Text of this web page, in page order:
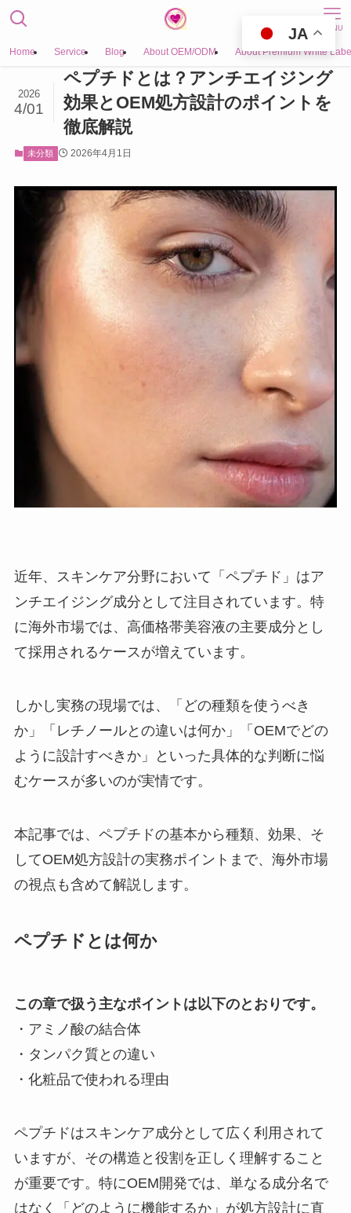
MENU
Home Service Blog About OEM/ODM About Premium White
ペプチドとは？アンチエイジング
効果とOEM処方設計のポイントを
徹底解説
2026
4/01
未分類 2026年4月1日
近年、スキンケア分野において「ペプチド」はア
ンチエイジング成分として注目されています。特
に海外市場では、高価格帯美容液の主要成分とし
て採用されるケースが増えています。
しかし実務の現場では、「どの種類を使うべき
か」「レチノールとの違いは何か」「OEMでどの
ように設計すべきか」といった具体的な判断に悩
むケースが多いのが実情です。
本記事では、ペプチドの基本から種類、効果、そ
してOEM処方設計の実務ポイントまで、海外市場
の視点も含めて解説します。
ペプチドとは何か
この章で扱う主なポイントは以下のとおりです。
・アミノ酸の結合体
・タンパク質との違い
・化粧品で使われる理由
ペプチドはスキンケア成分として広く利用されて
いますが、その構造と役割を正しく理解すること
が重要です。特にOEM開発では、単なる成分名で
はなく「どのように機能するか」が処方設計に直
JA